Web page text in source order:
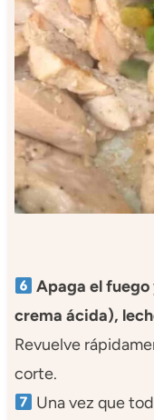
Apaga el fuego
crema ácida),
Revuelve
corte.
Una vez que